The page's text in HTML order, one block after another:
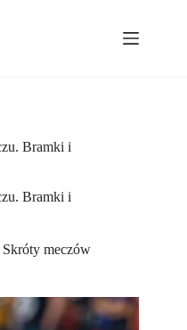
Bramki i
Bramki i
Skróty meczów